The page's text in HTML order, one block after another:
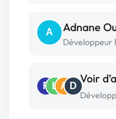
A Adnane
Développeur
F L A D
Voir